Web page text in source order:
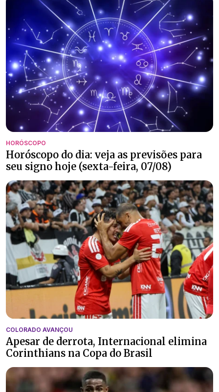
HORÓSCOPO
Horóscopo do dia: veja as previsões para
seu signo hoje (sexta-feira, 07/08)
COLORADO AVANÇOU
Apesar de derrota, Internacional elimina
Corinthians na Copa do Brasil